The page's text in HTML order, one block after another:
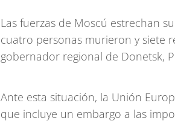
Las fuerzas de Moscú estrechan
cuatro personas murieron y siete
gobernador regional de Donetsk,
Ante esta situación, la Unión
que incluye un embargo a las